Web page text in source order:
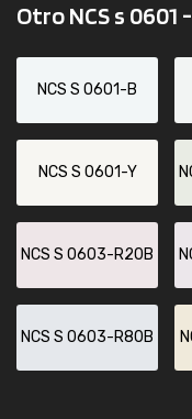
Otro NCS s 0601
NCS S 0601-B
NCS S 0601-Y
NCS S 0603-R20B
NCS S 0603-R80B